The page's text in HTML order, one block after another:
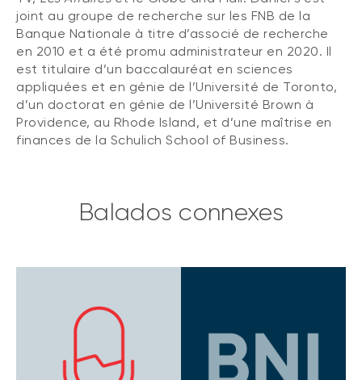
joint au groupe de recherche sur les FNB de la
Banque Nationale à titre d’associé de recherche
en 2010 et a été promu administrateur en 2020. Il
est titulaire d’un baccalauréat en sciences
appliquées et en génie de l’Université de Toronto,
d’un doctorat en génie de l’Université Brown à
Providence, au Rhode Island, et d’une maîtrise en
finances de la Schulich School of Business.
Balados connexes